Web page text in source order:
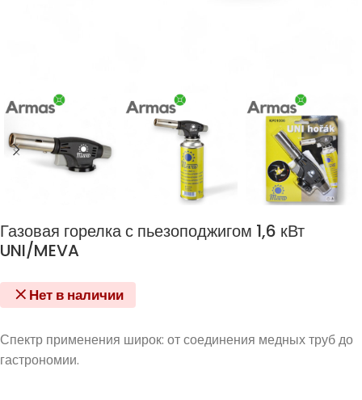
Газовая горелка с пьезоподжигом 1,6 кВт
UNI/MEVA
Нет в наличии
Спектр применения широк: от соединения медных труб до
гастрономии.